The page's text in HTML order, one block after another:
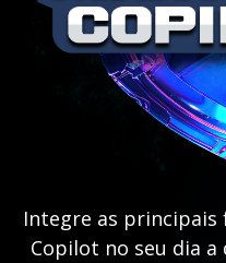
Integre as
Copilot no seu dia a